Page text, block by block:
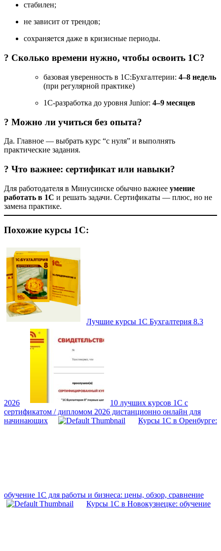
стабилен;
не зависит от трендов;
сохраняется даже в кризисные периоды.
? Сколько времени нужно, чтобы освоить 1С?
базовая уверенность в 1С:Бухгалтерии: 4–8 недель
(при регулярной практике)
1С-разработка до уровня Junior: 4–9 месяцев
? Можно ли учиться без опыта?
Да. Главное — выбрать курс “с нуля” и выполнять
практические задания.
? Что важнее: сертификат или навыки?
Для работодателя в Минусинске обычно важнее умение
работать в 1С и решать задачи. Сертификаты — плюс, но не
замена практике.
Похожие курсы 1С:
Лучшие курсы 1С Бухгалтерия 8.3
2026
10 лучших курсов 1С с
сертификатом / дипломом 2026 дистанционно онлайн для
начинающих
Курсы 1С в Оренбурге:
обучение 1С для работы и бизнеса: цены, обзор, сравнение
Курсы 1С в Новокузнецке: обучение